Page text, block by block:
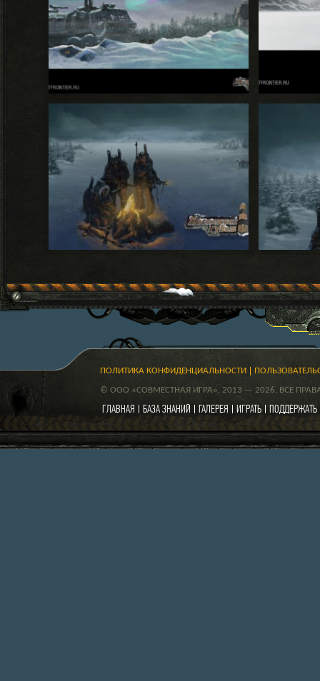
ПОЛИТИКА КОНФИДЕНЦИАЛЬНОСТИ
© ООО «СОВМЕСТНАЯ ИГРА», 2013 — 2026. ВСЕ
ГЛАВНАЯ БАЗА ЗНАНИЙ ГАЛЕРЕЯ ИГРАТЬ ПОДДЕРЖАТЬ